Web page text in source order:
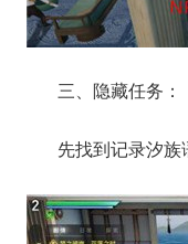
三、隐藏任务：
先找到记录汐族